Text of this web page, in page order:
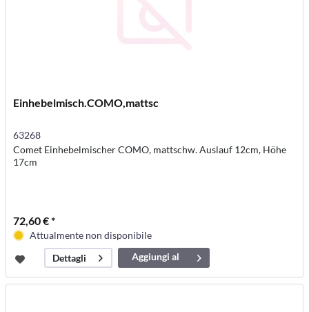
Einhebelmisch.COMO,mattsc
63268
Comet Einhebelmischer COMO, mattschw. Auslauf 12cm, Höhe
17cm
72,60 € *
Attualmente non disponibile
Dettagli
Aggiungi al
carrello